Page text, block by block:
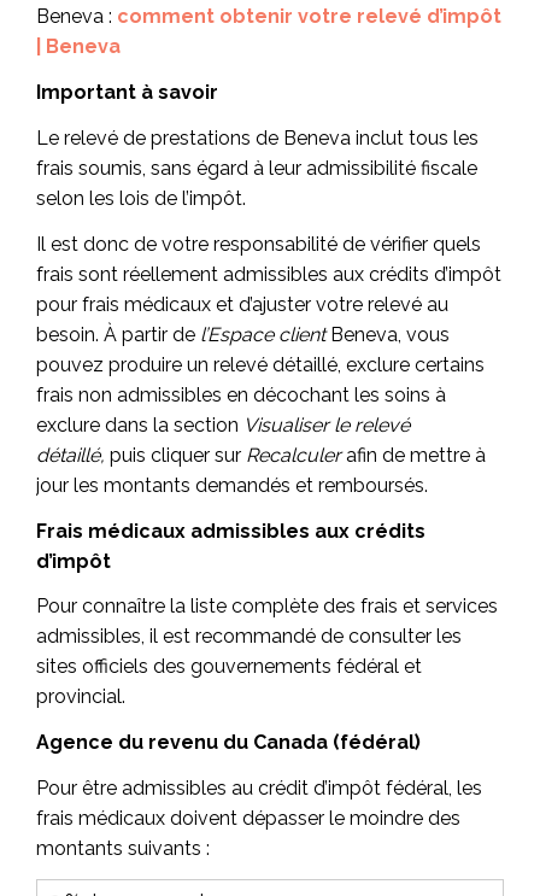
Beneva : comment obtenir votre relevé d’impôt
| Beneva
Important à savoir
Le relevé de prestations de Beneva inclut tous les
frais soumis, sans égard à leur admissibilité fiscale
selon les lois de l’impôt.
Il est donc de votre responsabilité de vérifier quels
frais sont réellement admissibles aux crédits d’impôt
pour frais médicaux et d’ajuster votre relevé au
besoin. À partir de l’Espace clientBeneva, vous
pouvez produire un relevé détaillé, exclure certains
frais non admissibles en décochant les soins à
exclure dans la section Visualiser le relevé
détaillé, puis cliquer sur Recalculerafin de mettre à
jour les montants demandés et remboursés.
Frais médicaux admissibles aux crédits
d’impôt
Pour connaître la liste complète des frais et services
admissibles, il est recommandé de consulter les
sites officiels des gouvernements fédéral et
provincial.
Agence du revenu du Canada (fédéral)
Pour être admissibles au crédit d’impôt fédéral, les
frais médicaux doivent dépasser le moindre des
montants suivants :